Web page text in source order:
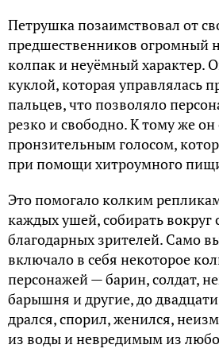
Петрушка позаимствовал от
предшественников огромный
колпак и неуёмный характер.
куклой, которая управлялась
пальцев, что позволяло
резко и свободно. К тому же
пронзительным голосом,
при помощи хитроумного
Это помогало колким
каждых ушей, собирать вокруг
благодарных зрителей. Само
включало в себя некоторое
персонажей — барин, солдат,
барышня и другие, до
дрался, спорил, женился,
из воды и невредимым из